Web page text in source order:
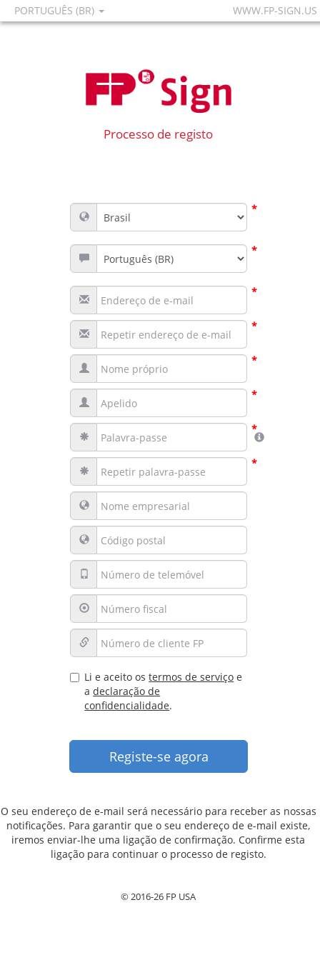
PORTUGUÊS (BR) WWW.FP-SIGN.US
Processo de registo
*
*
*
*
*
*
*
*
Li e aceito ostermos de serviço e
adeclaração de
confidencialidade.
O seu endereço de e-mail será necessário para receber as nossas
notificações. Para garantir que o seu endereço de e-mail existe,
iremos enviar-lhe uma ligação de confirmação. Confirme esta
ligação para continuar o processo de registo.
© 2016-26 FP USA